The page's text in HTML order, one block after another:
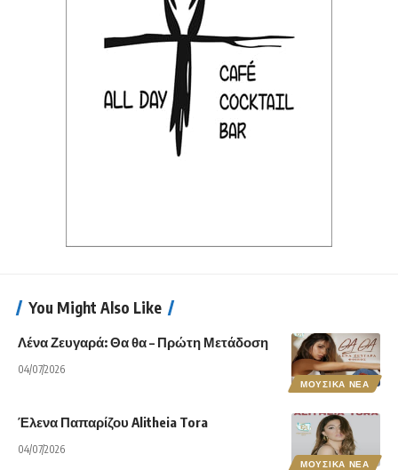
You Might Also Like
ΜΟΥΣΙΚΑ ΝΕΑ
Λένα Ζευγαρά: Θα θα – Πρώτη Μετάδοση
04/07/2026
ΜΟΥΣΙΚΑ ΝΕΑ
Έλενα Παπαρίζου Alitheia Tora
04/07/2026